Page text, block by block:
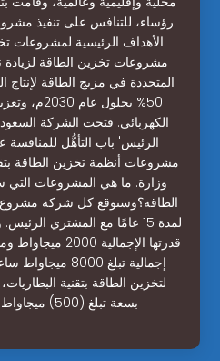
رؤساء، للتنافس على تنفيذ
الأهداف الرئيسية لمشروعات
مشروعات تخزين الطاقة
المتجددة في مزيج الطاقة لإنتاج
50% بحلول
الكهربائي. فتحت الشركة
الرئيس' باب التأهُّل
مشروعات أنظمة تخزين الطاقة
وزارة. ما هي المشروعات التي
الطاقة؟وستوقع كل شركة مشروع
لمدة 15 عامًا مع المشتري
إجمالية تبلغ
لتخزين الطاقة بتقنية
بسعة تبلغ (500) ميجاواط ومدة تخزين 4 ساعا